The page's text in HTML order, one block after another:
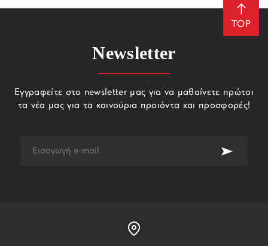
TOP
Newsletter
Εγγραφείτε στο newsletter μας για να μαθαίνετε πρώτοι
τα νέα μας για τα καινούρια προιόντα και προσφορές!